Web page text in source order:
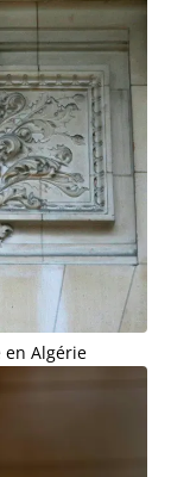
en Algérie